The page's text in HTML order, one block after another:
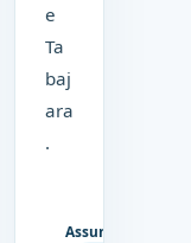
e
Ta
baj
ara
.
Assuntos